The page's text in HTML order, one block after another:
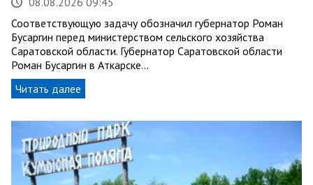
Соответствующую задачу обозначил губернатор Роман
Бусаргин перед министерством сельского хозяйства
Саратовской области. Губернатор Саратовской области
Роман Бусаргин в Аткарске…
Читать далее